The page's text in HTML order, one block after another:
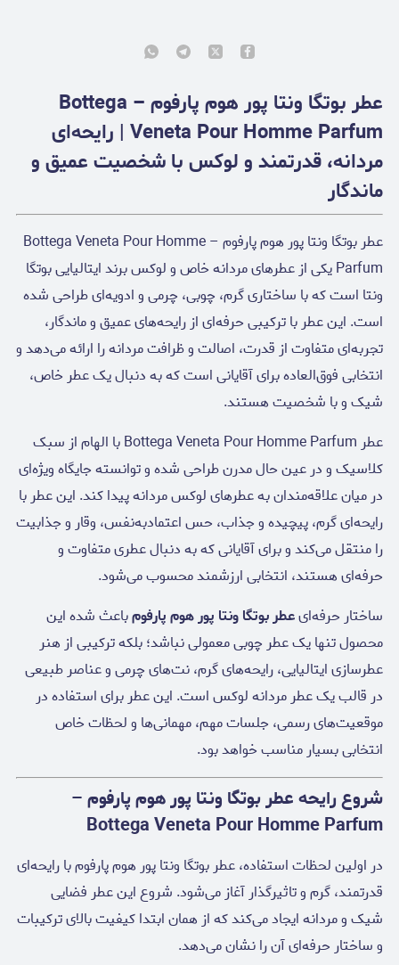
عطر بوتگا ونتا پور هوم پارفوم – Bottega
Veneta Pour Homme Parfum | رایحه‌ای
مردانه، قدرتمند و لوکس با شخصیت عمیق و
ماندگار
عطر بوتگا ونتا پور هوم پارفوم – Bottega Veneta Pour Homme
Parfum یکی از عطرهای مردانه خاص و لوکس برند ایتالیایی بوتگا
ونتا است که با ساختاری گرم، چوبی، چرمی و ادویه‌ای طراحی شده
است. این عطر با ترکیبی حرفه‌ای از رایحه‌های عمیق و ماندگار،
تجربه‌ای متفاوت از قدرت، اصالت و ظرافت مردانه را ارائه می‌دهد و
انتخابی فوق‌العاده برای آقایانی است که به دنبال یک عطر خاص،
شیک و با شخصیت هستند.
عطر Bottega Veneta Pour Homme Parfum با الهام از سبک
کلاسیک و در عین حال مدرن طراحی شده و توانسته جایگاه ویژه‌ای
در میان علاقه‌مندان به عطرهای لوکس مردانه پیدا کند. این عطر با
رایحه‌ای گرم، پیچیده و جذاب، حس اعتمادبه‌نفس، وقار و جذابیت
را منتقل می‌کند و برای آقایانی که به دنبال عطری متفاوت و
حرفه‌ای هستند، انتخابی ارزشمند محسوب می‌شود.
ساختار حرفه‌ایعطر بوتگا ونتا پور هوم پارفومباعث شده این
محصول تنها یک عطر چوبی معمولی نباشد؛ بلکه ترکیبی از هنر
عطرسازی ایتالیایی، رایحه‌های گرم، نت‌های چرمی و عناصر طبیعی
در قالب یک عطر مردانه لوکس است. این عطر برای استفاده در
موقعیت‌های رسمی، جلسات مهم، مهمانی‌ها و لحظات خاص
انتخابی بسیار مناسب خواهد بود.
شروع رایحه عطر بوتگا ونتا پور هوم پارفوم –
Bottega Veneta Pour Homme Parfum
در اولین لحظات استفاده، عطر بوتگا ونتا پور هوم پارفوم با رایحه‌ای
قدرتمند، گرم و تاثیرگذار آغاز می‌شود. شروع این عطر فضایی
شیک و مردانه ایجاد می‌کند که از همان ابتدا کیفیت بالای ترکیبات
و ساختار حرفه‌ای آن را نشان می‌دهد.